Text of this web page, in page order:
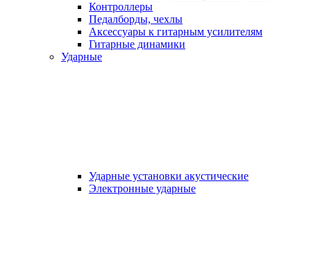
Контроллеры
Педалборды, чехлы
Аксеcсуары к гитарным усилителям
Гитарные динамики
Ударные
Ударные установки акустические
Электронные ударные